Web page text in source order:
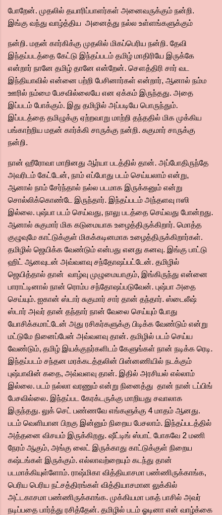
போறேன். முதலில் தயாரிப்பாளர்கள் அனைவருக்கும் நன்றி.
இங்கு வந்து வாழ்த்திய அனைத்து நல்ல உள்ளங்களுக்கும்
நன்றி. மதன் கார்கிக்கு முதலில் மிகப்பெரிய நன்றி. தேவி
இந்தப்படத்தை கேட்டு இந்தப்படம் தமிழ் மாதிரியே இருக்கே
என்றார் நானே தமிழ் தானே என்றேன். சௌத்திரி சார் வட
இந்தியாவில் என்னை பற்றி பேசினார்கள் என்றார், ஆனால் நம்ம
ஊரில் நம்மை பேசவில்லையே என ஏக்கம் இருந்தது. அதை
இப்படம் போக்கும். இது தமிழில் அப்படியே பொருந்தும்.
இப்படத்தை தமிழுக்கு ஏற்றவாறு மாற்றி தந்ததில் மிக முக்கிய
பங்காற்றிய மதன் கார்க்கி சாருக்கு நன்றி. சுகுமார் சாருக்கு
நன்றி.
நான் ஹீரோவா மாறினது ஆர்யா படத்தில் தான். அப்போதிருந்தே
அவரிடம் கேட்டேன், நாம் எப்போது படம் செய்யலாம் என்று,
ஆனால் நாம் சேர்ந்தால் நல்ல படமாக இருக்கனும் என்று
சொல்லிக்கொண்டே இருந்தார். இந்தப்படம் அந்தளவு ஈஸி
இல்லை. புஷ்பா படம் செய்வது, நாலு படத்தை செய்வது போன்றது.
ஆனால் சுகுமார் மிக கடுமையாக உழைத்திருக்கிறார். மொத்த
குழுவுமே காட்டுக்குள் மிகக்கடினமாக உழைத்திருக்கிறார்கள்.
தமிழில் ஜெயிக்க வேண்டும் என்பது எனது கனவு. இங்கு பாட்டு
ஹிட் ஆனவுடன் அவ்வளவு சந்தோஷப்பட்டேன். தமிழில்
ஜெயித்தால் தான் வாழ்வு முழுமையாகும், இங்கிருந்து என்னை
பாராட்டினால் நான் ரொம்ப சந்தோஷப்படுவேன். புஷ்பா அதை
செய்யும். ஐகான் ஸ்டார் சுகுமார் சார் தான் தந்தார். ஸ்டைலீஷ்
ஸ்டார் அவர் தான் தந்தார் நான் வேலை செய்யும் போது
யோசிக்கமாட்டேன் அது ரசிகர்களுக்கு பிடிக்க வேண்டும் என்று
மட்டுமே நினைப்பேன் அவ்வளவு தான். தமிழில் படம் செய்ய
வேண்டும், தமிழ் இயக்குநர்களிடம் கேளுங்கள் நான் நடிக்க ரெடி.
இந்தப்படம் சந்தன மரக்கடத்தலின் பின்னணியில் நடக்கும்
புஷ்பாவின் கதை, அவ்வளவு தான். இதில் அரசியல் எல்லாம்
இல்லை. படம் நல்லா வரணும் என்று நினைத்து தான் நான் டப்பிங்
பேசவில்லை. இந்தப்பட கேரக்டருக்கு மாறியது சவாலாக
இருந்தது. லுக் செட் பண்ணவே எங்களுக்கு 4 மாதம் ஆனது.
படம் வெளியான பிறகு இன்னும் நிறைய பேசலாம். இந்தப்படத்தில்
அத்தனை விசயம் இருக்கிறது. ஷீட்டிங் ஸ்பாட் போகவே 2 மணி
நேரம் ஆகும், அங்கு லைட் இருக்காது காட்டுக்குள் நிறைய
கஷ்டங்கள் இருக்கும். எல்லாவற்றையும் கடந்து தான்
படமாக்கியுள்ளோம். ராஷ்மிகா வித்தியாசமா பண்ணிருக்காங்க,
பெரிய பெரிய நட்சத்திரங்கள் வித்தியாசமான லுக்கில்
அட்டகாசமா பண்ணிருக்காங்க. முக்கியமா பகத் பாசில் அவர்
நடிப்பதை பார்த்து ரசித்தேன். தமிழில் படம் ஓடினா என் வாழ்க்கை